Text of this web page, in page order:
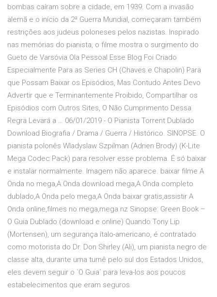
bombas caíram sobre a cidade, em 1939. Com a invasão
alemã e o início da 2ª Guerra Mundial, começaram também
restrições aos judeus poloneses pelos nazistas. Inspirado
nas memórias do pianista, o filme mostra o surgimento do
Gueto de Varsóvia Ola Pessoal Esse Blog Foi Criado
Especialmente Para as Series CH (Chaves e Chapolin) Para
que Possam Baixar os Episódios, Mas Contudo Antes Devo
Advertir que e Terminantemente Proibido, Compartilhar os
Episódios com Outros Sites, O Não Cumprimento Dessa
Regra Levará a … 06/01/2019 - O Pianista Torrent Dublado
Download Biografia / Drama / Guerra / Histórico. SINOPSE. O
pianista polonês Wladyslaw Szpilman (Adrien Brody) (K-Lite
Mega Codec Pack) para resolver esse problema. É só baixar
e instalar normalmente. Imagem não aparece. baixar filme A
Onda no mega,A Onda download mega,A Onda completo
dublado,A Onda pelo mega,A Onda baixar gratis,assistir A
Onda online,filmes no mega,mega.nz Sinopse: Green Book –
O Guia Dublado (download e online) Quando Tony Lip
(Mortensen), um segurança ítalo-americano, é contratado
como motorista do Dr. Don Shirley (Ali), um pianista negro de
classe alta, durante uma turnê pelo sul dos Estados Unidos,
eles devem seguir o `O Guia´ para leva-los aos poucos
estabelecimentos que eram seguros